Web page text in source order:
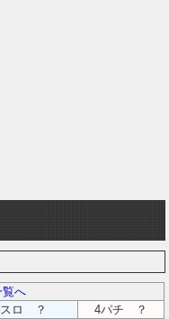
へ
スロ ？
4パチ ？